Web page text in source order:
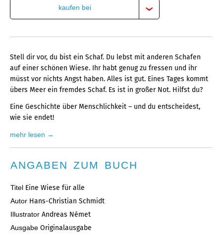
kaufen bei
Stell dir vor, du bist ein Schaf. Du lebst mit anderen Schafen
auf einer schönen Wiese. Ihr habt genug zu fressen und ihr
müsst vor nichts Angst haben. Alles ist gut. Eines Tages kommt
übers Meer ein fremdes Schaf. Es ist in großer Not. Hilfst du?
Eine Geschichte über Menschlichkeit – und du entscheidest,
wie sie endet!
mehr lesen →
ANGABEN ZUM BUCH
Titel Eine Wiese für alle
Autor Hans-Christian Schmidt
Illustrator Andreas Német
Ausgabe Originalausgabe